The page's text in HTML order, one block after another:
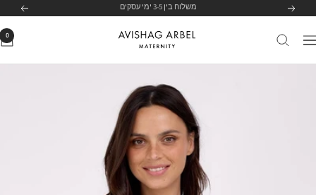
הקודם לרשימת הסניפים שלנו לחצי כאן הבא
ניווט
Avishag
0